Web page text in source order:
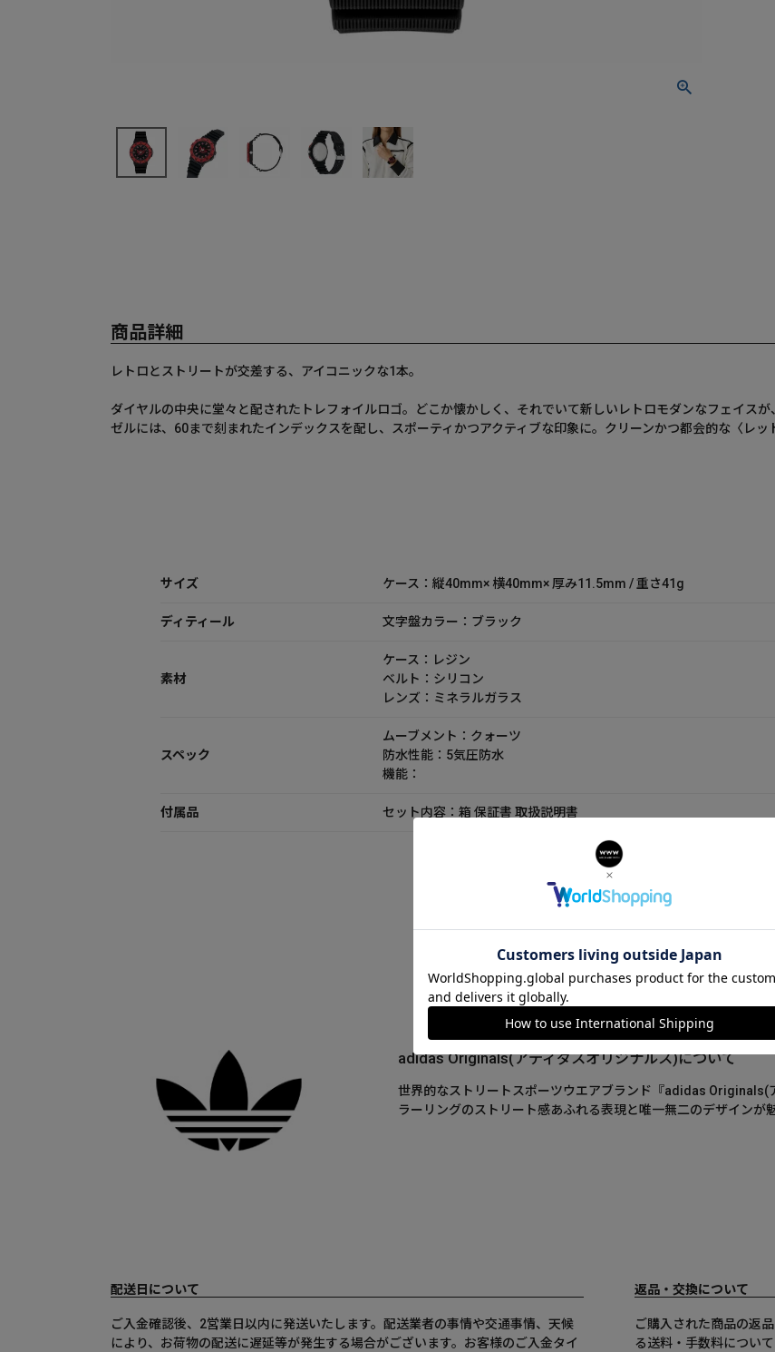
商品詳細
レトロとストリートが交差する、アイコニックな1本。​
ダイヤルの中央に堂々と配されたトレフォイルロゴ。​​どこか懐かしく、それでいて新しいレトロモダンなフェイス
ゼルには、60まで刻まれたインデックスを配し、スポーティかつアクティブな印象に。クリーンかつ都会的な〈レッ
サイズ ケース：縦40mm× 横40mm× 厚み11.5mm / 重さ41g
ディティール 文字盤カラー：ブラック
素材
ケース：レジン
ベルト：シリコン
レンズ：ミネラルガラス
スペック
ムーブメント：クォーツ
防水性能：5気圧防水
機能：
付属品 セット内容：箱 保証書 取扱説明書
adidas Originals(アディダスオリジナルス)について
世界的なストリートスポーツウエアブランド『adidas Originals(
ラーリングのストリート感あふれる表現と唯一無二のデザインが魅
配送日について
ご入金確認後、2営業日以内に発送いたします。配送業者の事情や交通事情、天候
により、お荷物の配送に遅延等が発生する場合がございます。お客様のご入金タイ
返品・交換について
ご購入された商品の返
る送料・手数料につい